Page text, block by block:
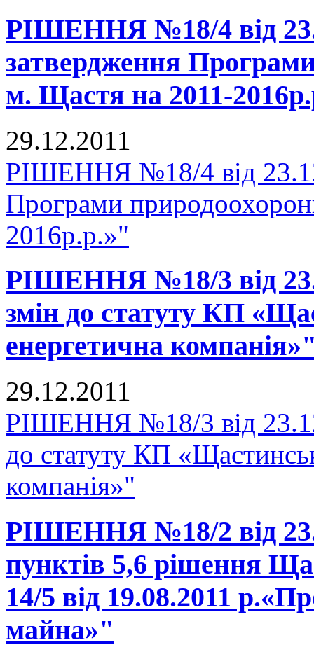
РІШЕННЯ №18/4 від
затвердження
м. Щастя на 2011-
29.12.2011
РІШЕННЯ №18/4 від
Програми
2016р.р.»"
РІШЕННЯ №18/3 від
змін до статуту КП
енергетична
29.12.2011
РІШЕННЯ №18/3 від
до статуту КП
компанія»"
РІШЕННЯ №18/2 від
пунктів 5,6 рішення
14/5 від 19.08.2011
майна»"